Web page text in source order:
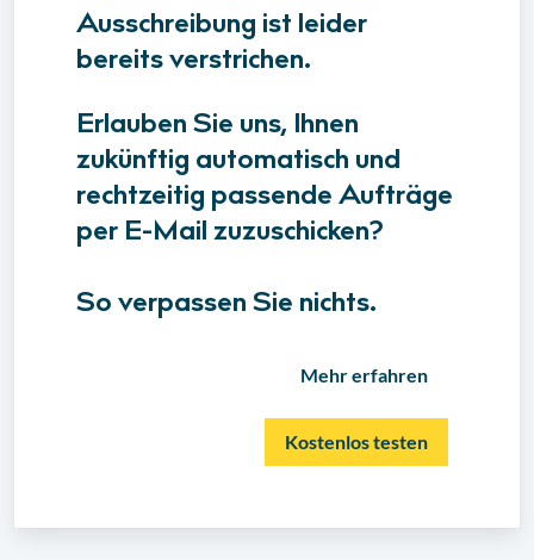
Ausschreibung ist leider
bereits verstrichen.
Erlauben Sie uns, Ihnen
zukünftig automatisch und
rechtzeitig passende Aufträge
per E-Mail zuzuschicken?
So verpassen Sie nichts.
Mehr erfahren
Kostenlos testen